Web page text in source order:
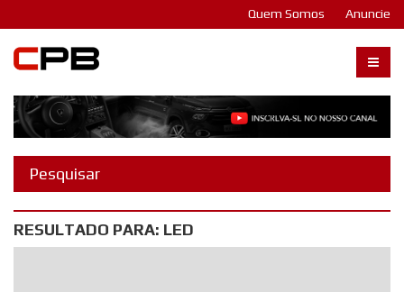
Quem Somos Anuncie
RESULTADO PARA: LED